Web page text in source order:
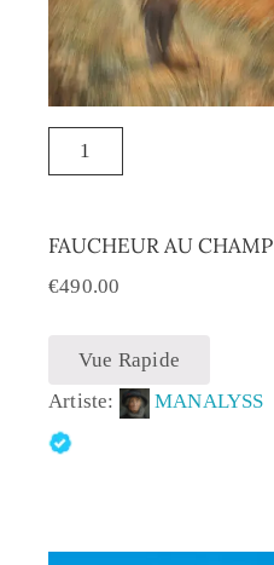
FAUCHEUR AU CHAMP
€490.00
Vue Rapide
Artiste:
MANALYSS